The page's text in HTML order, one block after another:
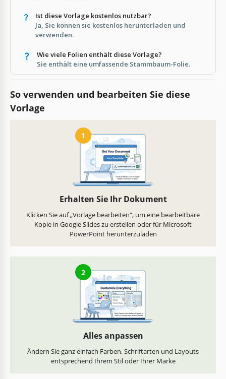
Ist diese Vorlage kostenlos nutzbar?
Ja, Sie können sie kostenlos herunterladen und
verwenden.
Wie viele Folien enthält diese Vorlage?
Sie enthält eine umfassende Stammbaum-Folie.
So verwenden und bearbeiten Sie diese
Vorlage
1
Erhalten Sie Ihr Dokument
Klicken Sie auf „Vorlage bearbeiten“, um eine bearbeitbare
Kopie in Google Slides zu erstellen oder für Microsoft
PowerPoint herunterzuladen
2
Alles anpassen
Ändern Sie ganz einfach Farben, Schriftarten und Layouts
entsprechend Ihrem Stil oder Ihrer Marke